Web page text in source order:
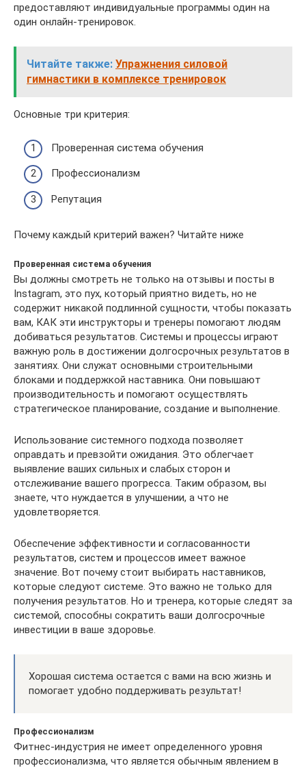
предоставляют индивидуальные программы один на
один онлайн-тренировок.
Читайте также: Упражнения силовой
гимнастики в комплексе тренировок
Основные три критерия:
Проверенная система обучения
Профессионализм
Репутация
Почему каждый критерий важен? Читайте ниже
Проверенная система обучения
Вы должны смотреть не только на отзывы и посты в
Instagram, это пух, который приятно видеть, но не
содержит никакой подлинной сущности, чтобы показать
вам, КАК эти инструкторы и тренеры помогают людям
добиваться результатов. Системы и процессы играют
важную роль в достижении долгосрочных результатов в
занятиях. Они служат основными строительными
блоками и поддержкой наставника. Они повышают
производительность и помогают осуществлять
стратегическое планирование, создание и выполнение.
Использование системного подхода позволяет
оправдать и превзойти ожидания. Это облегчает
выявление ваших сильных и слабых сторон и
отслеживание вашего прогресса. Таким образом, вы
знаете, что нуждается в улучшении, а что не
удовлетворяется.
Обеспечение эффективности и согласованности
результатов, систем и процессов имеет важное
значение. Вот почему стоит выбирать наставников,
которые следуют системе. Это важно не только для
получения результатов. Но и тренера, которые следят за
системой, способны сократить ваши долгосрочные
инвестиции в ваше здоровье.
Хорошая система остается с вами на всю жизнь и
помогает удобно поддерживать результат!
Профессионализм
Фитнес-индустрия не имеет определенного уровня
профессионализма, что является обычным явлением в